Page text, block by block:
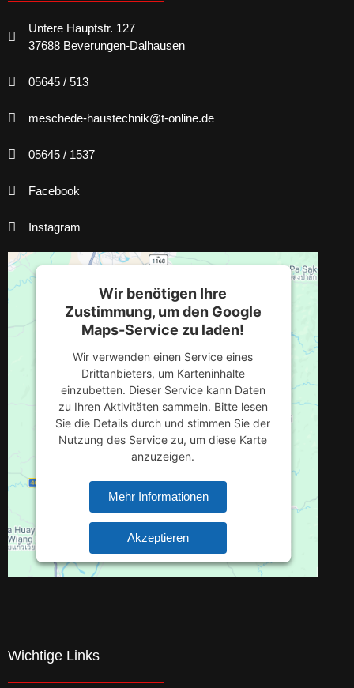
Untere Hauptstr. 127
37688 Beverungen-Dalhausen
05645 / 513
meschede-haustechnik@t-online.de
05645 / 1537
Facebook
Instagram
Wir benötigen Ihre
Zustimmung, um den Google
Maps-Service zu laden!
Wir verwenden einen Service eines
Drittanbieters, um Karteninhalte
einzubetten. Dieser Service kann Daten
zu Ihren Aktivitäten sammeln. Bitte lesen
Sie die Details durch und stimmen Sie der
Nutzung des Service zu, um diese Karte
anzuzeigen.
Mehr Informationen
Akzeptieren
Powered byUsercentrics Consent
Wichtige Links​